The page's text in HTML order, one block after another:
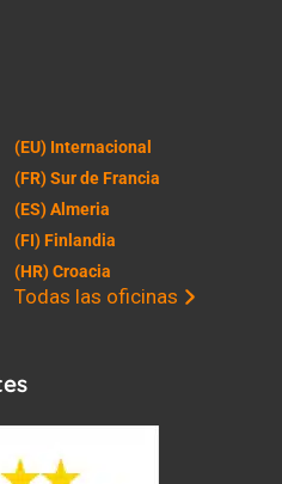
(EU) Internacional
(FR) Sur de Francia
(ES) Almeria
(FI) Finlandia
(HR) Croacia
Todas las oficinas